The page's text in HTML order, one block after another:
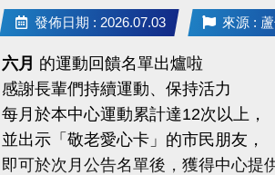
-FB : 桃園市蘆竹國民運動中心
-IG : @luzhusports
發佈日期 : 2026.07.03 來源 :
六月 的運動回饋名單出爐啦
感謝長輩們持續運動、保持活力
每月於本中心運動累計達12次以上，
並出示「敬老愛心卡」的市民朋友，
即可於次月公告名單後，獲得中心提